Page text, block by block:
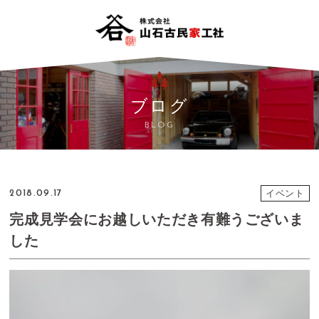
ブログ
BLOG
2018.09.17 イベント
完成見学会にお越しいただき有難うございま
した